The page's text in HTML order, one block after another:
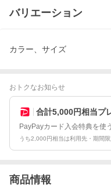
バリエーション
カラー、サイズ
おトクなお知らせ
合計5,000円相当プ
PayPayカード入会特典を使
うち2,000円相当は利用先・期間
商品情報